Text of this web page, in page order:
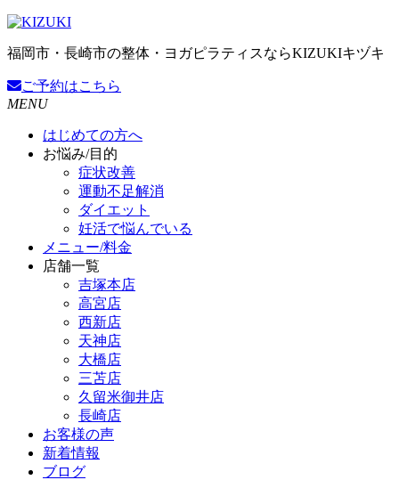
福岡市・長崎市の整体・ヨガピラティスならKIZUKIキヅキ
ご予約はこちら
MENU
はじめての方へ
お悩み/目的
症状改善
運動不足解消
ダイエット
妊活で悩んでいる
メニュー/料金
店舗一覧
吉塚本店
高宮店
西新店
天神店
大橋店
三苫店
久留米御井店
長崎店
お客様の声
新着情報
ブログ